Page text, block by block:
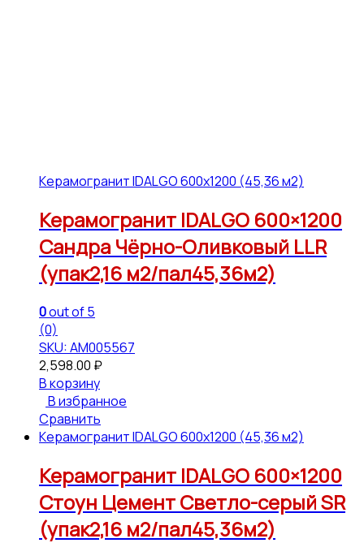
Керамогранит IDALGO 600x1200 (45,36 м2)
Керамогранит IDALGO 600×1200
Сандра Чёрно-Оливковый LLR
(упак2,16 м2/пал45,36м2)
0out of 5
(0)
SKU: АМ005567
2,598.00 ₽
В корзину
В избранное
Сравнить
Керамогранит IDALGO 600x1200 (45,36 м2)
Керамогранит IDALGO 600×1200
Стоун Цемент Светло-серый SR
(упак2,16 м2/пал45,36м2)